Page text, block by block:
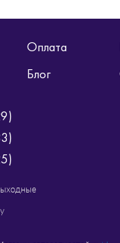
Оплата
Блог